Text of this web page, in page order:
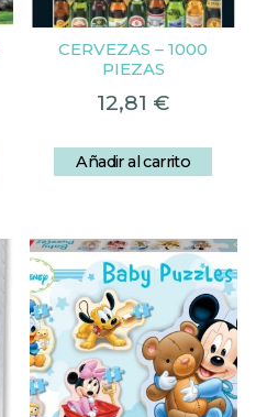
CERVEZAS – 1000
PIEZAS
12,81 €
Añadir al carrito